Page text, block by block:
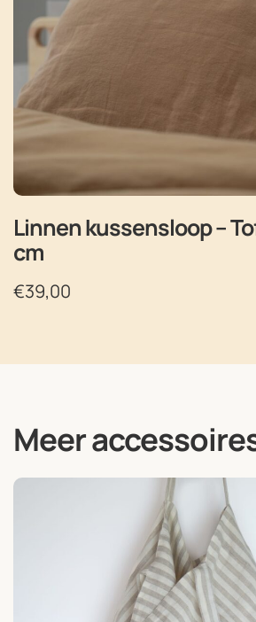
Linnen kussensloop –
cm
€39,00
Meer